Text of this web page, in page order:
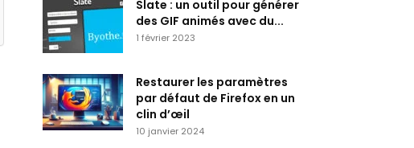
Slate : un outil pour générer
des GIF animés avec du...
1 février 2023
Restaurer les paramètres
par défaut de Firefox en un
clin d’œil
10 janvier 2024